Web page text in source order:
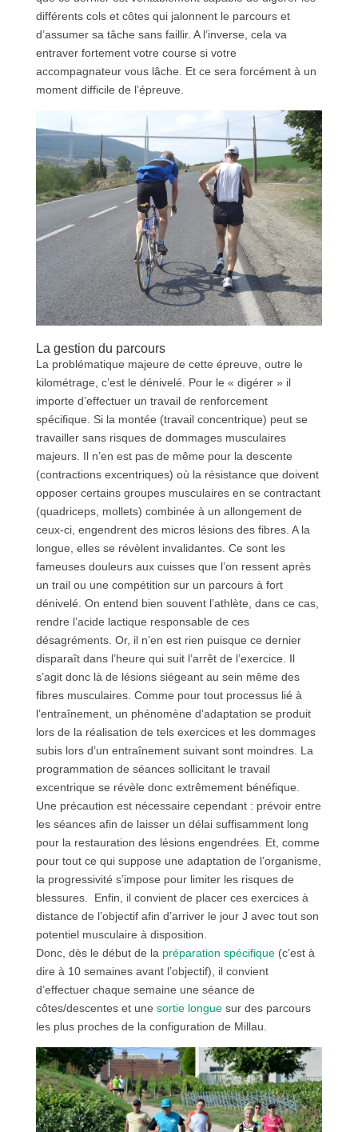
différents cols et côtes qui jalonnent le parcours et
d’assumer sa tâche sans faillir. A l’inverse, cela va
entraver fortement votre course si votre
accompagnateur vous lâche. Et ce sera forcément à un
moment difficile de l’épreuve.
La gestion du parcours
La problématique majeure de cette épreuve, outre le
kilométrage, c’est le dénivelé. Pour le « digérer » il
importe d’effectuer un travail de renforcement
spécifique. Si la montée (travail concentrique) peut se
travailler sans risques de dommages musculaires
majeurs. Il n’en est pas de même pour la descente
(contractions excentriques) où la résistance que doivent
opposer certains groupes musculaires en se contractant
(quadriceps, mollets) combinée à un allongement de
ceux-ci, engendrent des micros lésions des fibres. A la
longue, elles se révèlent invalidantes. Ce sont les
fameuses douleurs aux cuisses que l’on ressent après
un trail ou une compétition sur un parcours à fort
dénivelé. On entend bien souvent l’athlète, dans ce cas,
rendre l’acide lactique responsable de ces
désagréments. Or, il n’en est rien puisque ce dernier
disparaît dans l’heure qui suit l’arrêt de l’exercice. Il
s’agit donc là de lésions siégeant au sein même des
fibres musculaires. Comme pour tout processus lié à
l’entraînement, un phénomène d’adaptation se produit
lors de la réalisation de tels exercices et les dommages
subis lors d’un entraînement suivant sont moindres. La
programmation de séances sollicitant le travail
excentrique se révèle donc extrêmement bénéfique.
Une précaution est nécessaire cependant : prévoir entre
les séances afin de laisser un délai suffisamment long
pour la restauration des lésions engendrées. Et, comme
pour tout ce qui suppose une adaptation de l’organisme,
la progressivité s’impose pour limiter les risques de
blessures. Enfin, il convient de placer ces exercices à
distance de l’objectif afin d’arriver le jour J avec tout son
potentiel musculaire à disposition.
Donc, dès le début de la préparation spécifique(c’est à
dire à 10 semaines avant l’objectif), il convient
d’effectuer chaque semaine une séance de
côtes/descentes et une sortie longuesur des parcours
les plus proches de la configuration de Millau.